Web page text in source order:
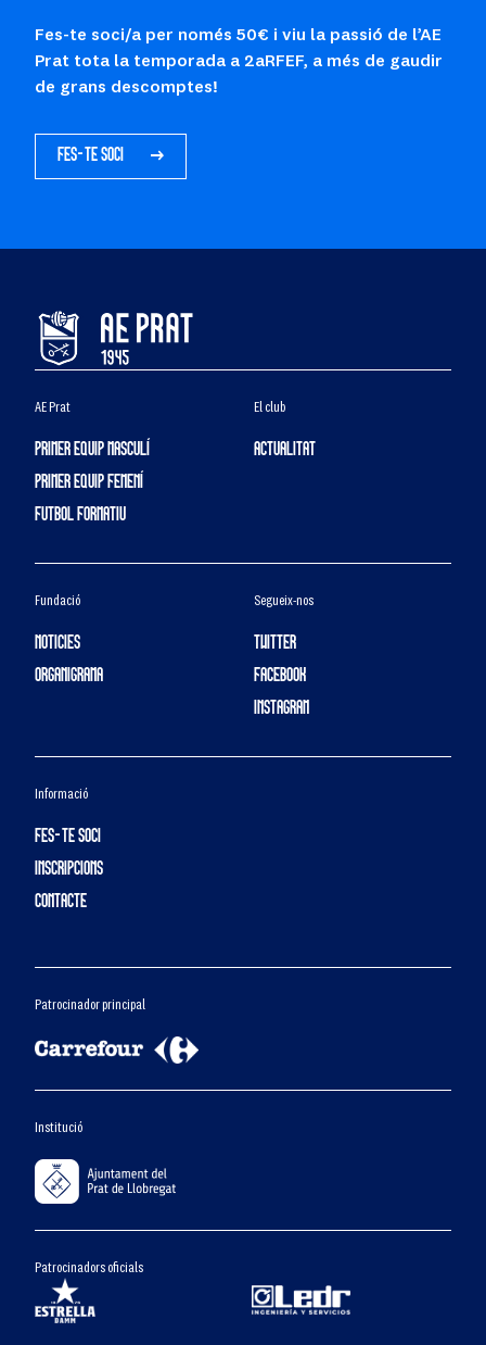
Fes-te soci/a per només 50€ i viu la passió de l’AE
Prat tota la temporada a 2aRFEF, a més de gaudir
de grans descomptes!
FES-TE SOCI
AE Prat
PRIMER EQUIP MASCULÍ
PRIMER EQUIP FEMENÍ
FUTBOL FORMATIU
El club
ACTUALITAT
Fundació
NOTICIES
ORGANIGRAMA
Segueix-nos
TWITTER
FACEBOOK
INSTAGRAM
Informació
FES-TE SOCI
INSCRIPCIONS
CONTACTE
Patrocinador principal
Institució
Patrocinadors oficials